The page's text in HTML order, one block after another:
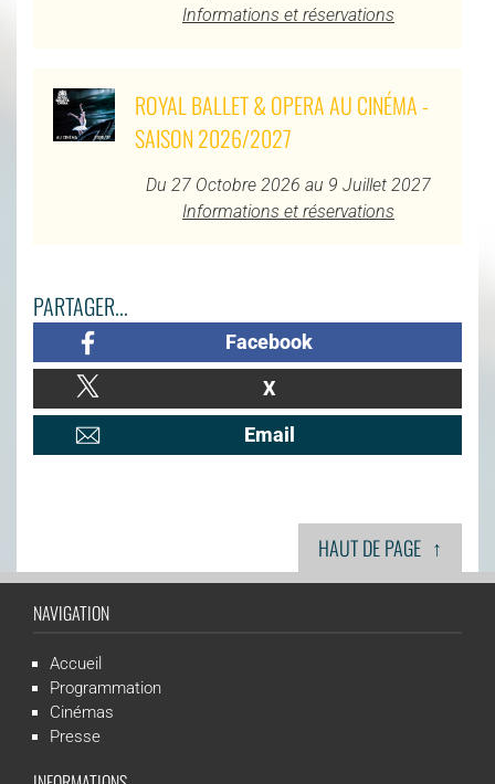
Informations et réservations
ROYAL BALLET & OPERA AU CINÉMA -
SAISON 2026/2027
Du 27 Octobre 2026 au 9 Juillet 2027
Informations et réservations
PARTAGER...
Facebook
X
Email
HAUT DE PAGE ↑
NAVIGATION
Accueil
Programmation
Cinémas
Presse